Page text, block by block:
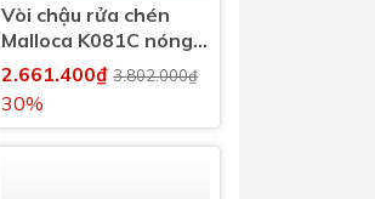
Vòi chậu rửa chén
Malloca K081C nóng
lạnh
2.661.400₫3.802.000₫
30%